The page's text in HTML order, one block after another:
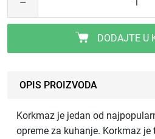
DODAJTE U
OPIS PROIZVODA
Korkmaz je jedan od
opreme za kuhanje. Korkmaz je